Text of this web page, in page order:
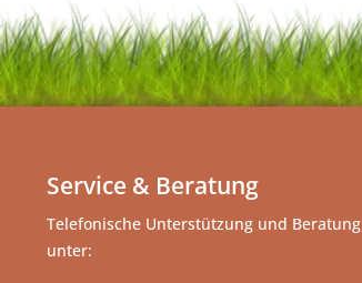
Service & Beratung
Telefonische Unterstützung und Beratung
unter: